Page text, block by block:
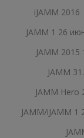
iJAMM 2016
JAMM 1 26
JAMM 2015
JAMM
JAMM Hero
JAMM/iJAMM 1